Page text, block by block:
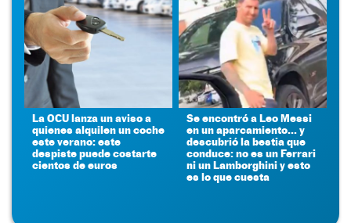
La OCU lanza un aviso a
quienes alquilen un coche
este verano: este
despiste puede costarte
cientos de euros
Se encontró a Leo Messi
en un aparcamiento... y
descubrió la bestia que
conduce: no es un Ferrari
ni un Lamborghini y esto
es lo que cuesta